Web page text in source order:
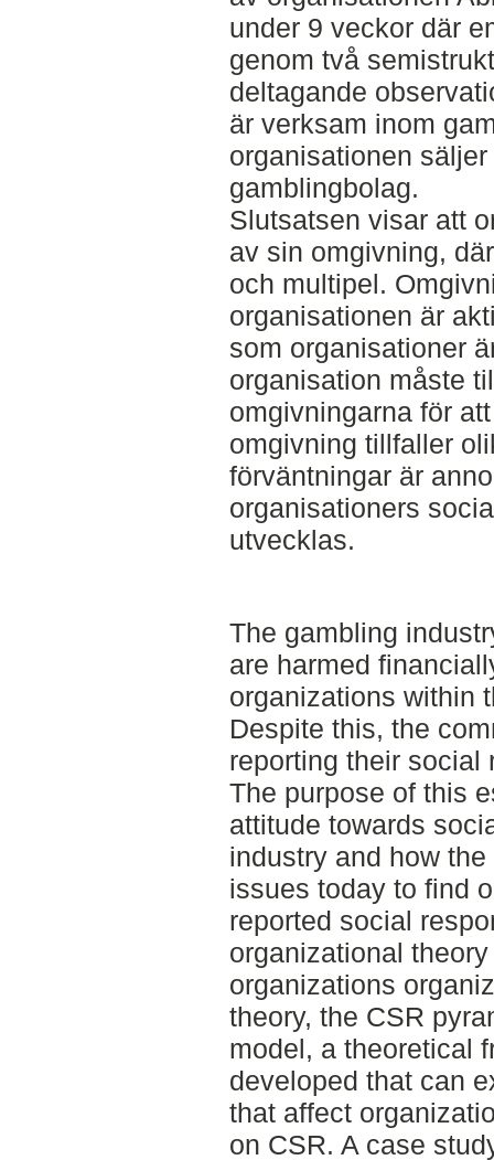
under 9 veckor där
genom två
deltagande
är verksam inom
organisationen
gamblingbolag.
Slutsatsen visar att
av sin omgivning,
och multipel.
organisationen är
som organisationer
organisation måste
omgivningarna för
omgivning tillfaller
förväntningar är
organisationers
utvecklas.
The gambling
are harmed
organizations within
Despite this, the
reporting their social
The purpose of this
attitude towards
industry and how
issues today to find
reported social
organizational
organizations
theory, the CSR
model, a theoretical
developed that can
that affect
on CSR. A case